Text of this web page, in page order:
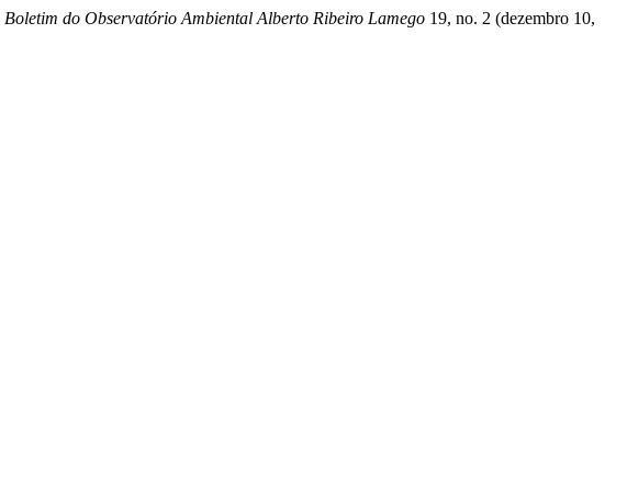
Boletim do Observatório Ambiental Alberto Ribeiro Lamego 19, no. 2 (dezembro 10,